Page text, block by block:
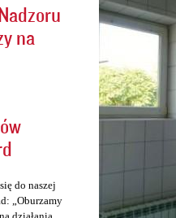
na
do naszej
„Oburzamy